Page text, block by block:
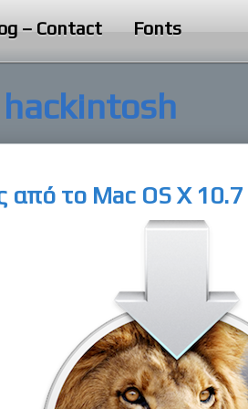
– Contact Fonts
hackintosh
από το Mac OS X